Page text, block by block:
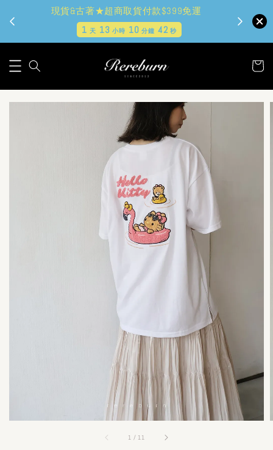
現貨&古著★超商取貨付款$399免運
1 天 13 小時 10 分鐘 40秒
1 / 11